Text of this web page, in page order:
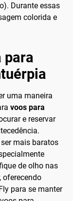
Durante essas
colorida e
para
uma maneira
voos para
e reservar
mais baratos
de olho nas
oferecendo
para se manter